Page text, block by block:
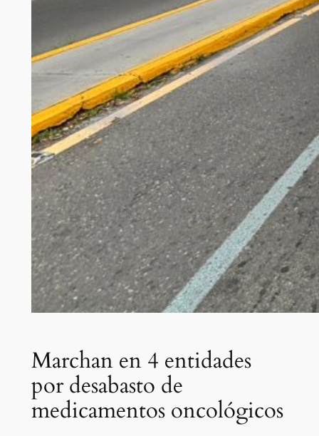
Marchan en 4 entidades
por desabasto de
medicamentos oncológicos